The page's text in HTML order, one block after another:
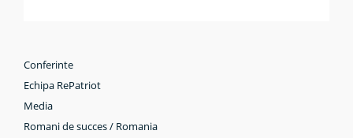
Conferinte
Echipa RePatriot
Media
Romani de succes / Romania